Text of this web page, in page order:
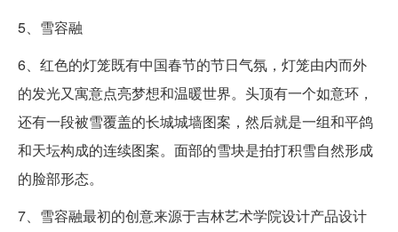
5、雪容融
6、红色的灯笼既有中国春节的节日气氛，灯笼由内而外
的发光又寓意点亮梦想和温暖世界。头顶有一个如意环，
还有一段被雪覆盖的长城城墙图案，然后就是一组和平鸽
和天坛构成的连续图案。面部的雪块是拍打积雪自然形成
的脸部形态。
7、雪容融最初的创意来源于吉林艺术学院设计产品设计